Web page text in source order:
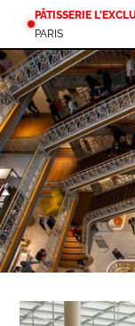
PÂTISSERIE
PARIS